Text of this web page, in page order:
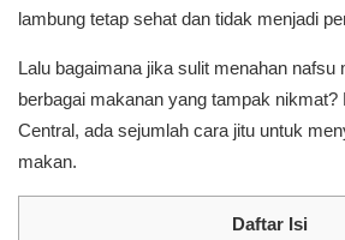
lambung tetap sehat dan tidak menjadi
Lalu bagaimana jika sulit menahan nafsu
berbagai makanan yang tampak nikmat?
Central, ada sejumlah cara jitu untuk
makan.
Daftar Isi